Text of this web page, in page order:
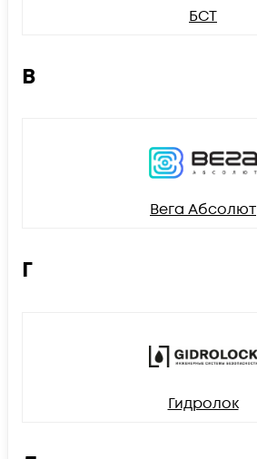
БСТ
В
Вега Абсолют
Г
Гидролок